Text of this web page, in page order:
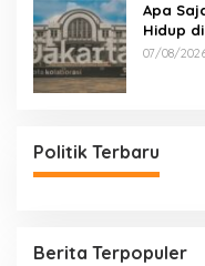
Apa
Hidup
07/08/
Politik Terbaru
Berita Terpopuler